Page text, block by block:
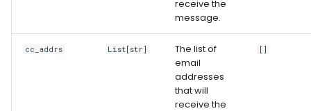
receive the
message.
cc_addrs List[str]
The list of
email
addresses
that will
receive the
[]